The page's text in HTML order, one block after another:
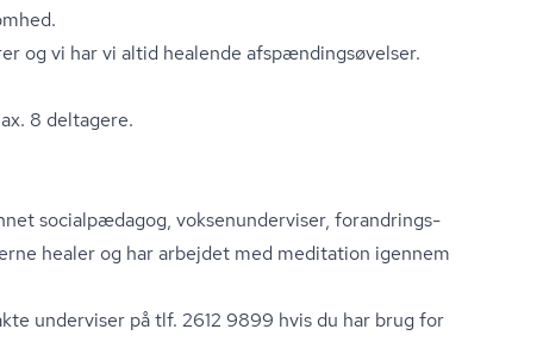
og vi har vi altid healende af­spæn­dings­ø­vel­ser.
8 deltagere.
socialpædagog, vok­se­nun­der­vi­ser, for­an­drings­
healer og har arbejdet med meditation igennem
underviser på tlf. 2612 9899 hvis du har brug for